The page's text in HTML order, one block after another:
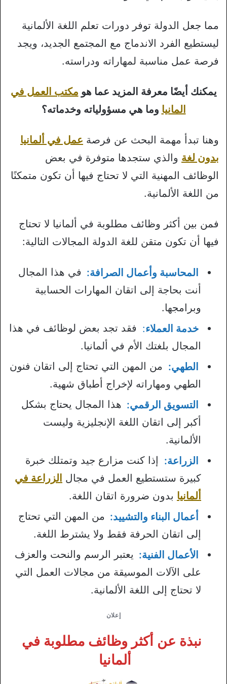
مما جعل الدولة توفر دورات تعلم اللغة الألمانية
ليستطيع الفرد الاندماج مع المجتمع الجديد، ويجد
فرصة عمل مناسبة لمهاراته ودراسته.
يمكنك أيضًا معرفة المزيد عما هو مكتب العمل في
المانيا وما هي مسؤولياته وخدماته؟
وهنا تبدأ مهمة البحث عن فرصة عمل في ألمانيا
بدون لغة والذي ستجدها متوفرة في بعض
الوظائف المهنية التي لا تحتاج فيها أن تكون متمكنًا
من اللغة الألمانية.
فمن بين أكثر وظائف مطلوبة في ألمانيا لا تحتاج
فيها أن تكون متقن للغة الدولة المجالات التالية:
المحاسبة وأعمال الصرافة: في هذا المجال
أنت بحاجة إلى اتقان المهارات الحسابية
وبرامجها.
خدمة العملاء: فقد تجد بعض لوظائف في هذا
المجال بلغتك الأم في ألمانيا.
الطهي: من المهن التي تحتاج إلى اتقان فنون
الطهي ومهاراته لإخراج أطباق شهية.
التسويق الرقمي: هذا المجال يحتاج بشكل
أكبر إلى اتقان اللغة الإنجليزية وليست
الألمانية.
الزراعة: إذا كنت مزارع جيد وتمتلك خبرة
كبيرة ستستطيع العمل في مجال الزراعة في
ألمانيا بدون ضرورة اتقان اللغة.
أعمال البناء والتشييد: من المهن التي تحتاج
إلى اتقان الحرفة فقط ولا يشترط اللغة.
الأعمال الفنية: يعتبر الرسم والنحت والعزف
على الآلات الموسيقة من مجالات العمل التي
لا تحتاج إلى اللغة الألمانية.
إعلان
نبذة عن أكثر وظائف مطلوبة في
ألمانيا